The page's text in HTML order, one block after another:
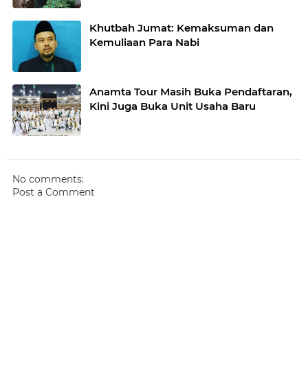
Khutbah Jumat: Kemaksuman dan
Kemuliaan Para Nabi
Anamta Tour Masih Buka Pendaftaran,
Kini Juga Buka Unit Usaha Baru
No comments:
Post a Comment